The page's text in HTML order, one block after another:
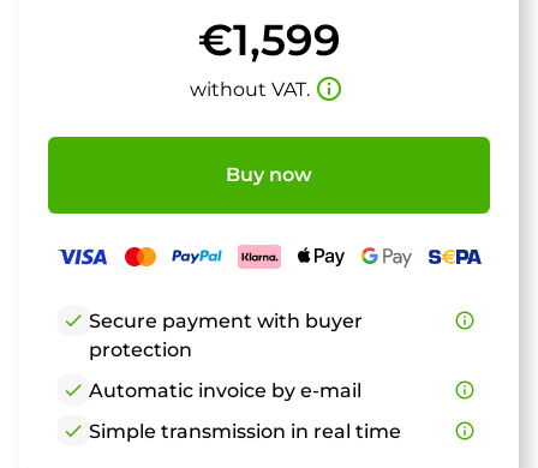
€1,599
without VAT. info_outline
Buy now
check Secure payment with buyer
protection
info_outline
check Automatic invoice by e-mail
info_outline
check Simple transmission in real time info_outline